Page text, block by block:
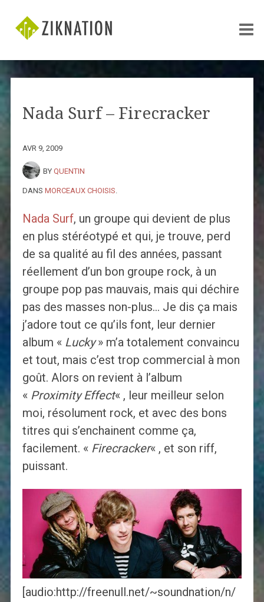
Nada Surf – Firecracker
AVR 9, 2009
BY QUENTIN
DANS MORCEAUX CHOISIS
Nada Surf, un groupe qui devient de plus
en plus stéréotypé et qui, je trouve, perd
de sa qualité au fil des années, passant
réellement d’un bon groupe rock, à un
groupe pop pas mauvais, mais qui déchire
pas des masses non-plus… Je dis ça mais
j’adore tout ce qu’ils font, leur dernier
album « Lucky» m’a totalement convaincu
et tout, mais c’est trop commercial à mon
goût. Alors on revient à l’album
« Proximity Effect« , leur meilleur selon
moi, résolument rock, et avec des bons
titres qui s’enchainent comme ça,
facilement. « Firecracker« , et son riff,
puissant.
[audio:http://freenull.net/~soundnation/n/